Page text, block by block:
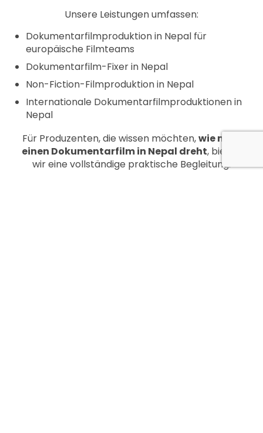
Unsere Leistungen umfassen:
Dokumentarfilmproduktion in Nepal für
europäische Filmteams
Dokumentarfilm-Fixer in Nepal
Non-Fiction-Filmproduktion in Nepal
Internationale Dokumentarfilmproduktionen in
Nepal
Für Produzenten, die wissen möchten,wie man
einen Dokumentarfilm in Nepal dreht, bieten
wir eine vollständige praktische Begleitung.